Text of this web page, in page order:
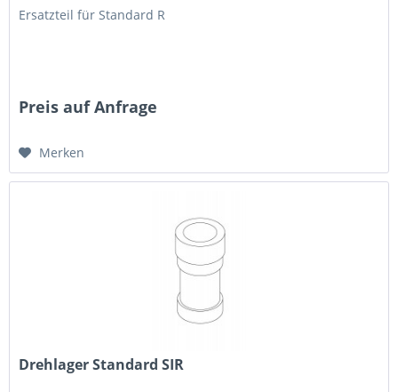
Ersatzteil für Standard R
Preis auf Anfrage
Merken
Drehlager Standard SIR